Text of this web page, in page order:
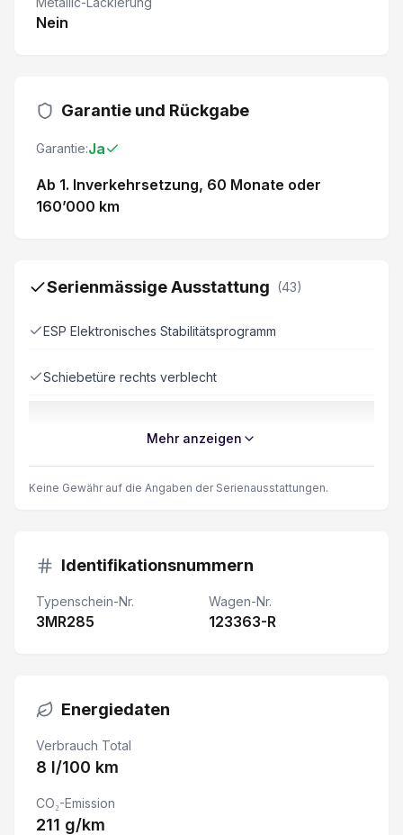
Nein
Garantie und Rückgabe
Garantie:Ja
Ab 1. Inverkehrsetzung, 60 Monate oder
160’000 km
Serienmässige Ausstattung (43)
ESP Elektronisches Stabilitätsprogramm
Schiebetüre rechts verblecht
Garantie 5 Jahre/ 160'000 km
Vorbereitung für Anhängevorrichtung
Lenkrad verstellbar
LED-Scheinwerfer
USB-C Anschluss
Mehr anzeigen
Keine Gewähr auf die Angaben der Serienausstattungen.
Identifikationsnummern
Typenschein-Nr.
3MR285
Wagen-Nr.
123363-R
Energiedaten
Verbrauch Total
8 l/100 km
CO₂-Emission
211 g/km